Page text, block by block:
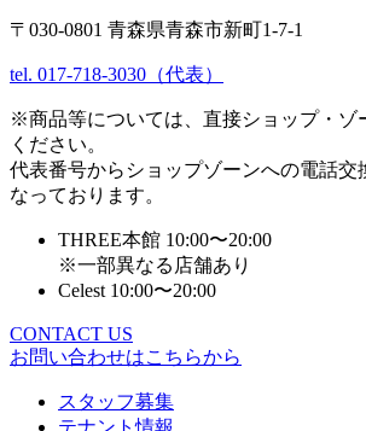
〒030-0801 青森県青森市新町1-7-1
tel. 017-718-3030（代表）
※商品等については、直接ショップ・ゾ
ください。
代表番号からショップゾーンへの電話交
なっております。
THREE本館 10:00〜20:00
※一部異なる店舗あり
Celest 10:00〜20:00
CONTACT US
お問い合わせはこちらから
スタッフ募集
テナント情報